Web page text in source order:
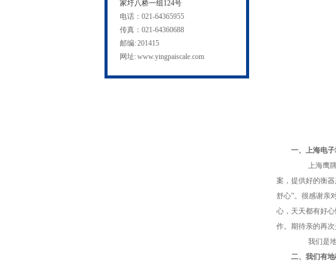
家圩八桥一组124号
电话：021-64365955
传真：021-64360688
邮编: 201415
网址:www.yingpaiscale.com
一、上海电子
上海鹰牌
案，提供好的衡
舒心”。很感谢亲
心，天天都有好
作。期待亲的再
我们是地
二、我们有地